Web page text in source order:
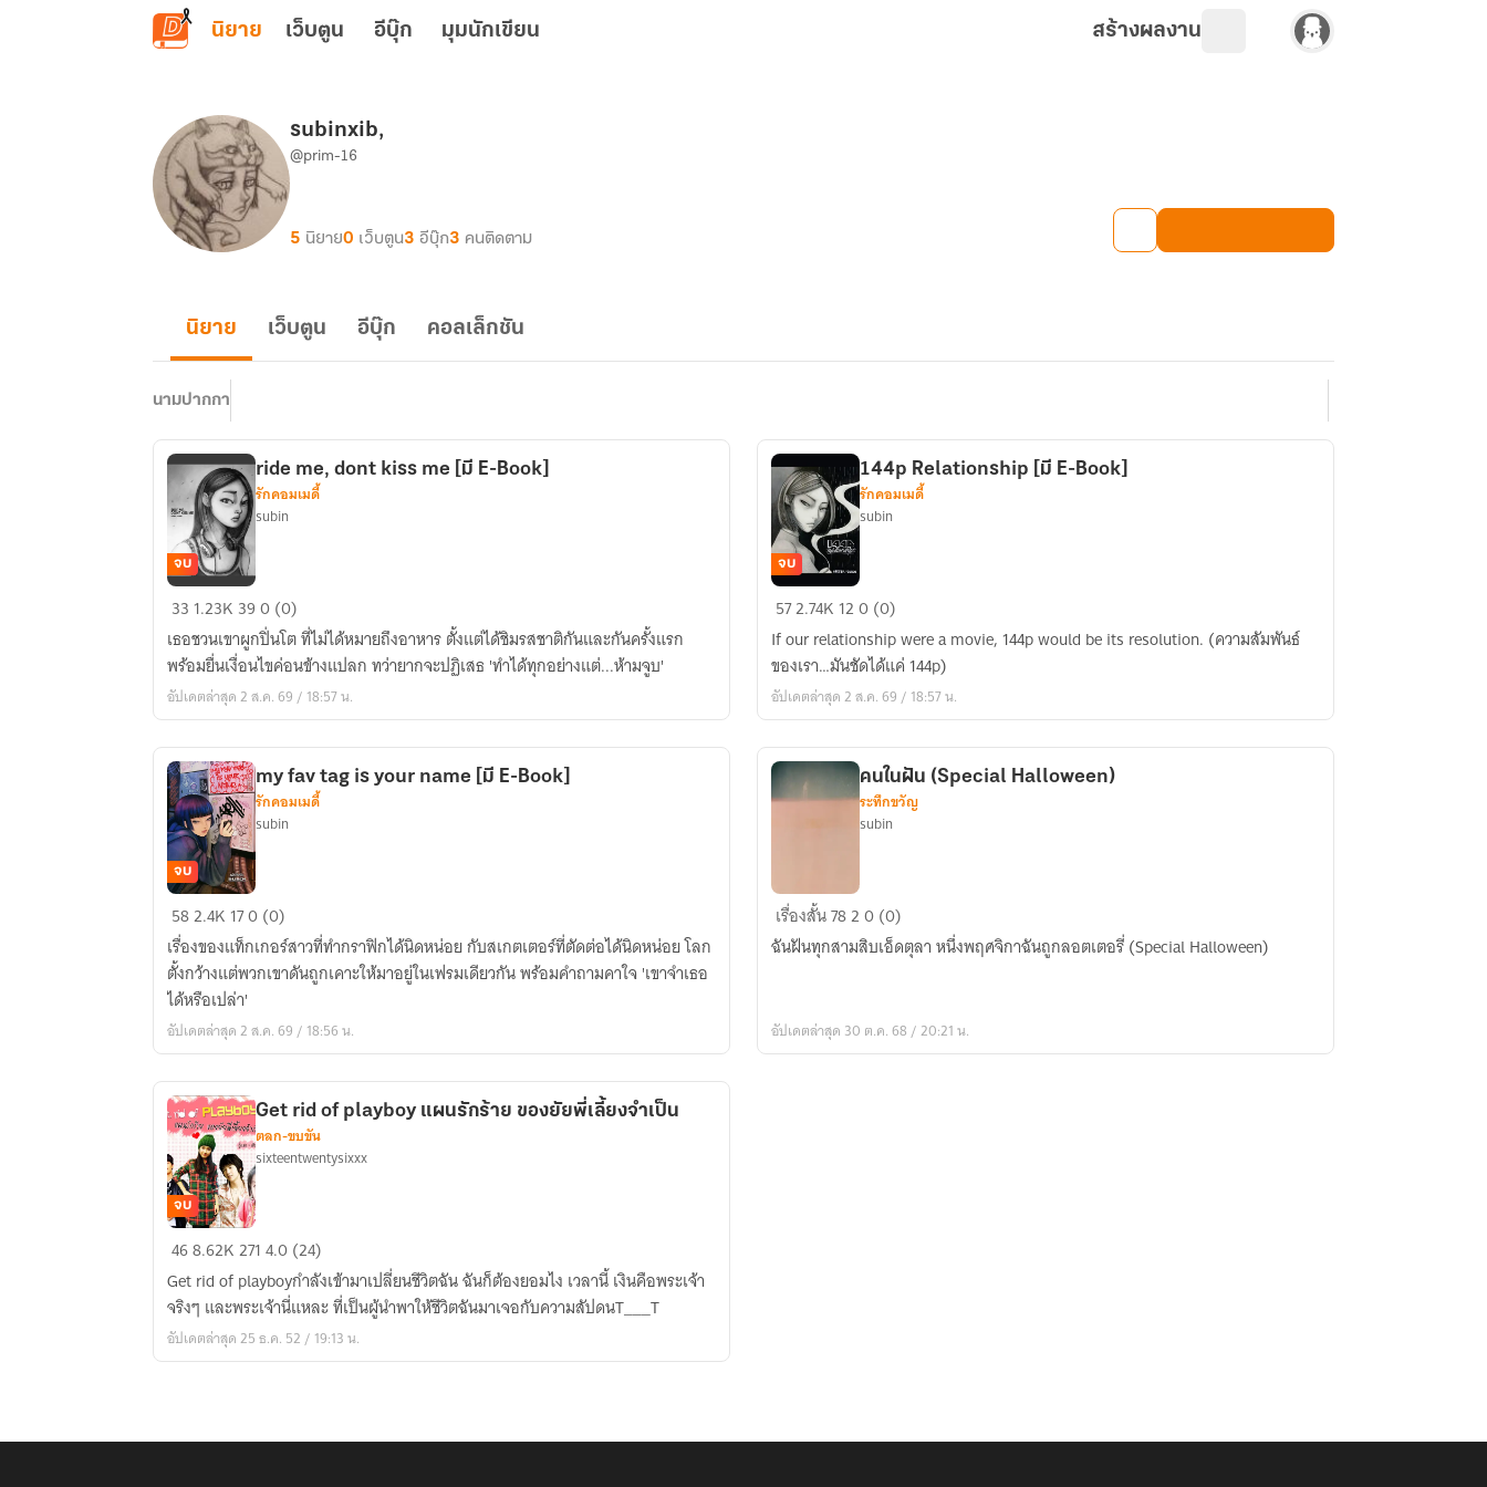
ข้ามไปยังเนื้อหาหลัก
นิยาย เว็บตูน อีบุ๊ก มุมนักเขียน สร้างผลงาน
subinxib,
@prim-16
5 นิยาย0 เว็บตูน3 อีบุ๊ก3 คนติดตาม
นิยาย เว็บตูน อีบุ๊ก คอลเล็กชัน
นามปากกา
ride
dont
kiss
me
E-
Book]
จบ
ride me, dont kiss me [มี E-Book]
รักคอมเมดี้
subin
33 1.23K 390 (0)
เธอชวนเขาผูกปิ่นโต ที่ไม่ได้หมายถึงอาหาร ตั้งแต่ได้ชิมรสชาติกันและกันครั้งแรก
พร้อมยื่นเงื่อนไขค่อนข้างแปลก ทว่ายากจะปฏิเสธ 'ทำได้ทุกอย่างแต่...ห้ามจูบ'
อัปเดตล่าสุด 2 ส.ค. 69 / 18:57 น.
144p
[มี
E-
Book]
จบ
144p Relationship [มี E-Book]
รักคอมเมดี้
subin
572.74K 120 (0)
If our relationship were a movie, 144p would be its resolution. (ความสัมพันธ์
ของเรา…มันชัดได้แค่ 144p)
อัปเดตล่าสุด 2 ส.ค. 69 / 18:57 น.
my
fav
tag
is
your
name
E-
Book]
จบ
my fav tag is your name [มี E-Book]
รักคอมเมดี้
subin
582.4K 170 (0)
เรื่องของแท็กเกอร์สาวที่ทำกราฟิกได้นิดหน่อย กับสเกตเตอร์ที่ตัดต่อได้นิดหน่อย โลก
ตั้งกว้างแต่พวกเขาดันถูกเคาะให้มาอยู่ในเฟรมเดียวกัน พร้อมคำถามคาใจ 'เขาจำเธอ
ได้หรือเปล่า'
อัปเดตล่าสุด 2 ส.ค. 69 / 18:56 น.
คนใน
ฝัน
(Special
คนในฝัน (Special Halloween)
ระทึกขวัญ
subin
เรื่องสั้น7820 (0)
ฉันฝันทุกสามสิบเอ็ดตุลา หนึ่งพฤศจิกาฉันถูกลอตเตอรี่ (Special Halloween)
อัปเดตล่าสุด 30 ต.ค. 68 / 20:21 น.
Get
of
playboy
แผน
จบ
Get rid of playboy แผนรักร้าย ของยัยพี่เลี้ยงจำเป็น
ตลก-ขบขัน
sixteentwentysixxx
468.62K2714.0 (24)
Get rid of playboyกำลังเข้ามาเปลี่ยนชีวิตฉัน ฉันก็ต้องยอมไง เวลานี้ เงินคือพระเจ้า
จริงๆ และพระเจ้านี่แหละ ที่เป็นผู้นำพาให้ชีวิตฉันมาเจอกับความสัปดนT___T
อัปเดตล่าสุด 25 ธ.ค. 52 / 19:13 น.